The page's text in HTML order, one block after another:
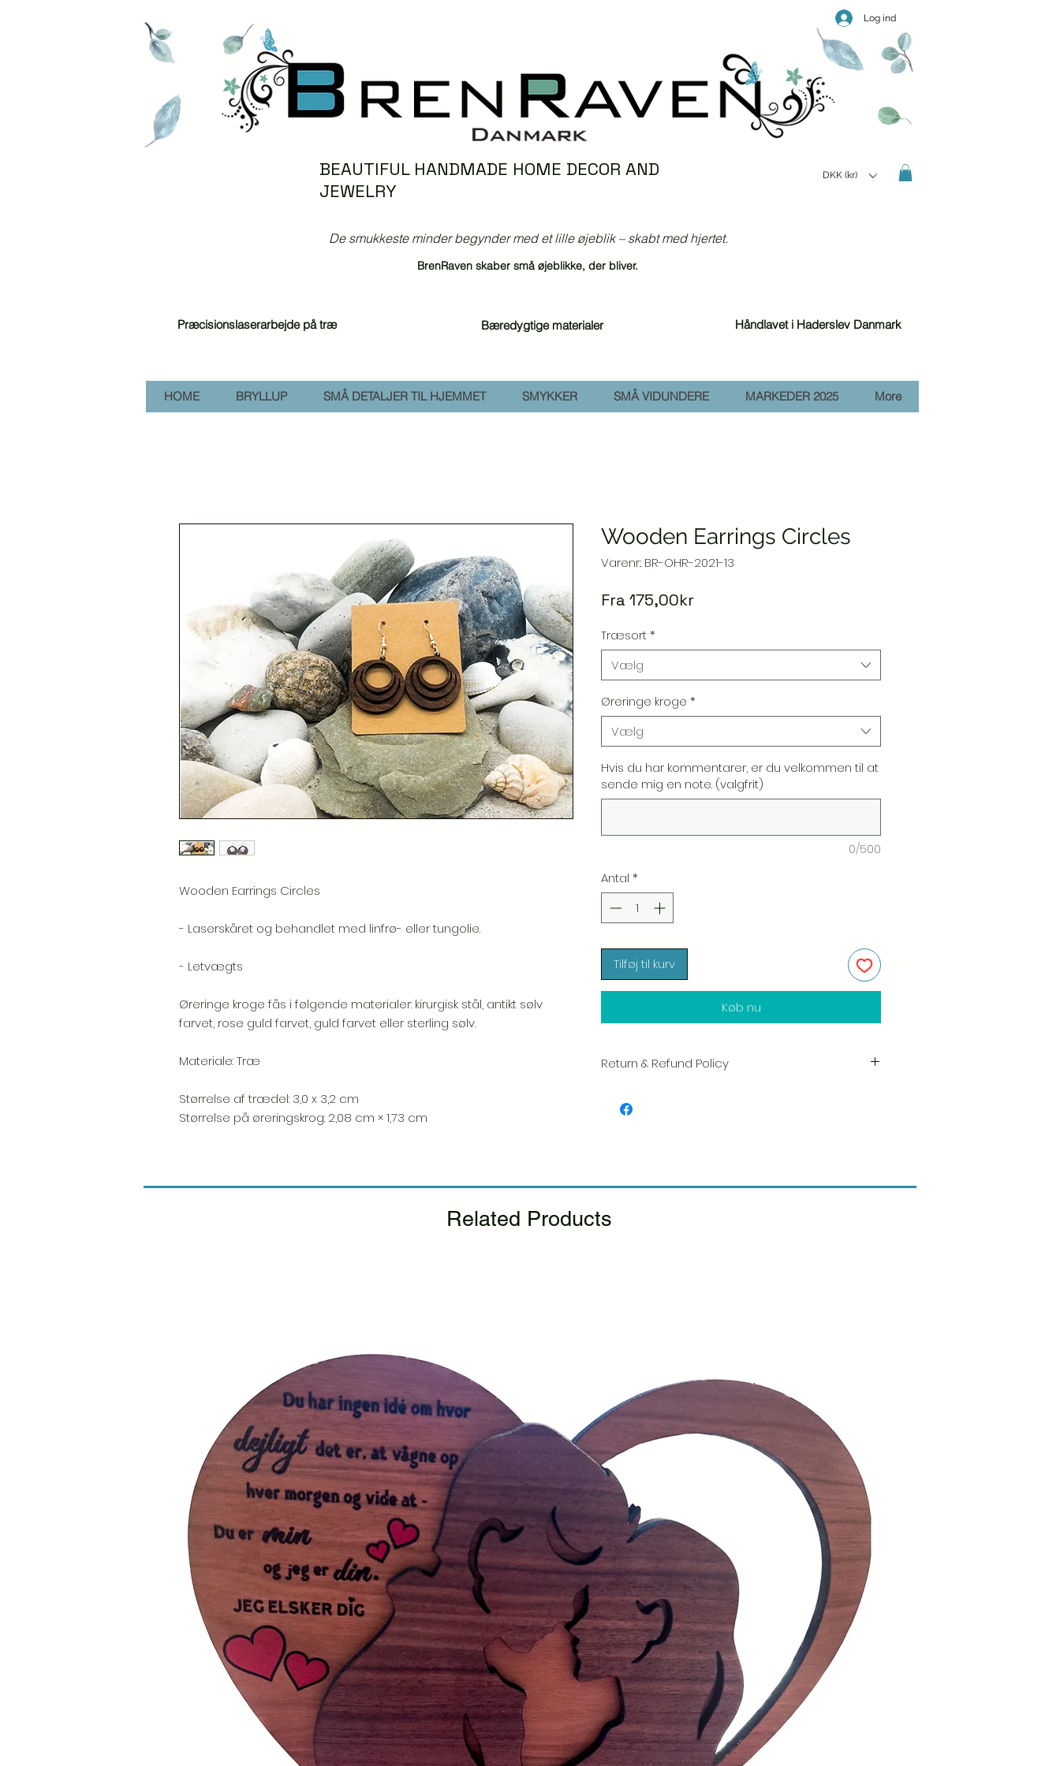
Log ind
BEAUTIFUL HANDMADE HOME DECOR AND
JEWELRY
DKK (kr)
De smukkeste minder begynder med et lille øjeblik – skabt med hjertet.
BrenRaven skaber små øjeblikke, der bliver.
Præcisionslaserarbejde på træ Bæredygtige materialer Håndlavet i Haderslev Danmark
HOME BRYLLUP SMÅ DETALJER TIL HJEMMET SMYKKER SMÅ VIDUNDERE MARKEDER 2025 More
Wooden Earrings Circles
- Laserskåret og behandlet med linfrø- eller tungolie.
- Letvægts
Øreringe kroge fås i følgende materialer: kirurgisk stål, antikt sølv
farvet, rose guld farvet, guld farvet eller sterling sølv.
Materiale: Træ
Størrelse af trædel: 3,0 x 3,2 cm
Størrelse på øreringskrog: 2,08 cm × 1,73 cm
Wooden Earrings Circles
Varenr.: BR-OHR-2021-13
Fra 175,00krSalgspris
Træsort*
Vælg
Øreringe kroge *
Vælg
Hvis du har kommentarer, er du velkommen til at
sende mig en note. (valgfrit)
0/500
Antal *
Tilføj til kurv
Køb nu
Return & Refund Policy
hver vare. Din tilfredshed er vores højeste prioritet, og vi
tilbagebetalingspolitik.
Related Products